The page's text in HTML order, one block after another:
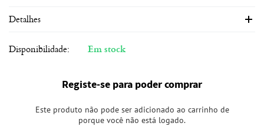
Detalhes
Disponibilidade: Em stock
Registe-se para poder comprar
Este produto não pode ser adicionado ao carrinho de
porque você não está logado.